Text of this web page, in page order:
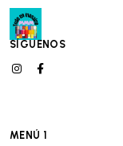
SÍGUENOS
MENÚ 1